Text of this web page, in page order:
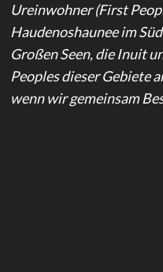
Ureinwohner (First
Haudenoshaunee im
Großen Seen, die Inuit
Peoples dieser Gebiete
wenn wir gemeinsam